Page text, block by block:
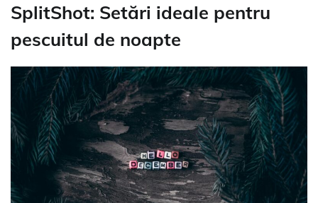
SplitShot: Setări ideale pentru
pescuitul de noapte